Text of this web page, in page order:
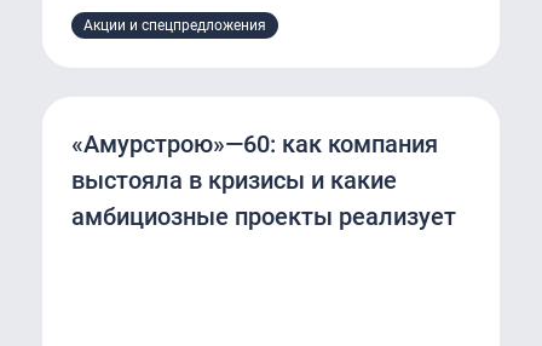
Акции и спецпредложения
«Амурстрою»—60: как компания
выстояла в кризисы и какие
амбициозные проекты реализует